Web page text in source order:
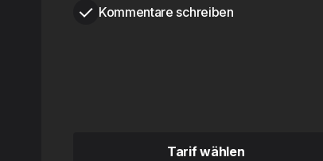
Kommentare schreiben
Tarif wählen